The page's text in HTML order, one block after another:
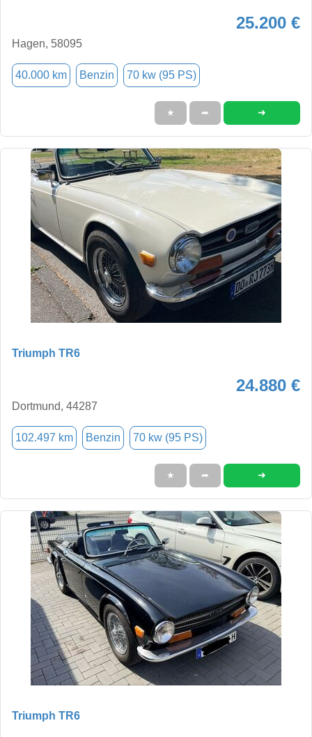
25.200 €
Hagen, 58095
40.000 km Benzin 70 kw (95 PS)
★ ➦ ➜
Triumph TR6
24.880 €
Dortmund, 44287
102.497 km Benzin 70 kw (95 PS)
★ ➦ ➜
Triumph TR6